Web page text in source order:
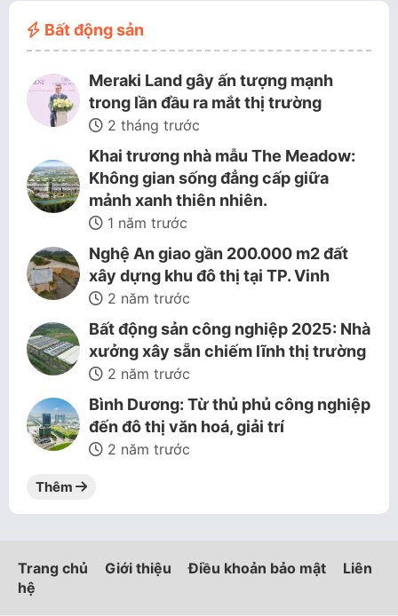
Bất động sản
Meraki Land gây ấn tượng mạnh
trong lần đầu ra mắt thị trường
2 tháng trước
Khai trương nhà mẫu The Meadow:
Không gian sống đẳng cấp giữa
mảnh xanh thiên nhiên.
1 năm trước
Nghệ An giao gần 200.000 m2 đất
xây dựng khu đô thị tại TP. Vinh
2 năm trước
Bất động sản công nghiệp 2025: Nhà
xưởng xây sẵn chiếm lĩnh thị trường
2 năm trước
Bình Dương: Từ thủ phủ công nghiệp
đến đô thị văn hoá, giải trí
2 năm trước
Thêm
Trang chủ Giới thiệu Điều khoản bảo mật
Liên
hệ